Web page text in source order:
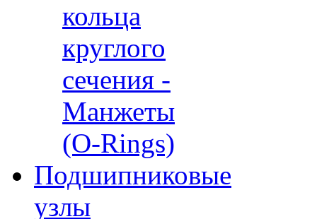
кольца
круглого
сечения -
Манжеты
(O-Rings)
Подшипниковые
узлы